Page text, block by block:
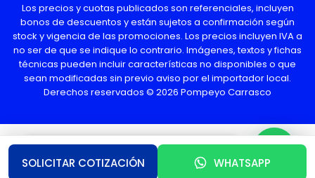
Los precios y cuotas publicados son referenciales, incluyen
bonos de descuentos y están sujetos a confirmación según
stock y vigencia de las promociones. Los precios incluyen IVA a
no ser de que se indique lo contrario. Imágenes, textos y fichas
técnicas pueden incluir características no disponibles o que
sean modificadas sin previo aviso por el importador local.
Derechos reservados © 2026 Pompeyo Carrasco
¿Necesitas Ayuda o mas información?
SOLICITAR COTIZACIÓN WHATSAPP